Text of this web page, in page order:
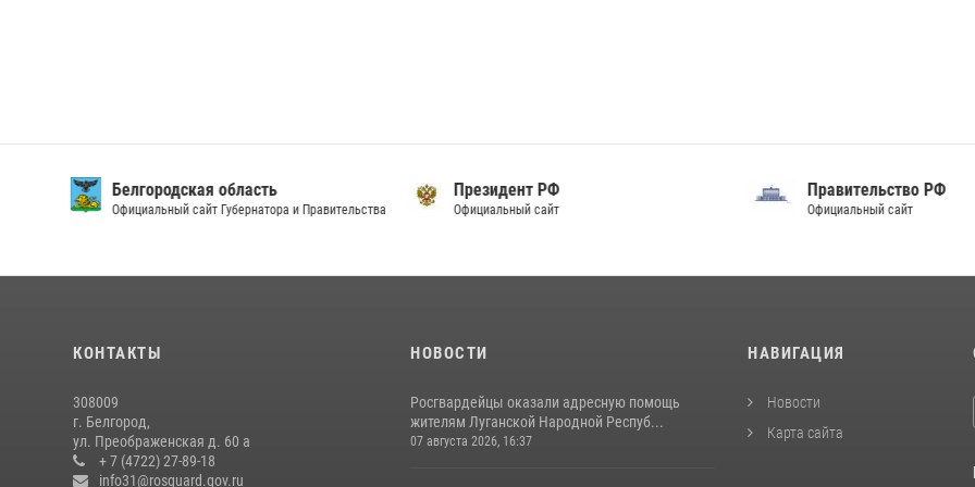
Белгородская область
Официальный сайт Губернатора и Правительства
Президент РФ
Официальный сайт
Правительство РФ
Официальный сайт
КОНТАКТЫ
308009
г. Белгород,
ул. Преображенская д. 60 а
+ 7 (4722) 27-89-18
info31@rosguard.gov.ru
НОВОСТИ
Росгвардейцы оказали адресную помощь
жителям Луганской Народной Респуб...
07 августа 2026, 16:37
НАВИГАЦИЯ
Новости
Карта сайта